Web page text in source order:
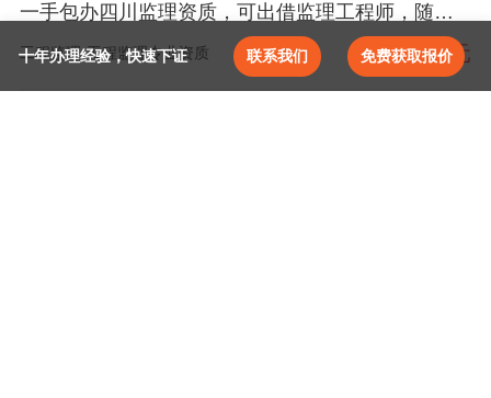
一手包办四川监理资质，可出借监理工程师，随时接单
工程监理-工程监理专业资质 5-10万元
十年办理经验，快速下证 免费获取报价
联系我们